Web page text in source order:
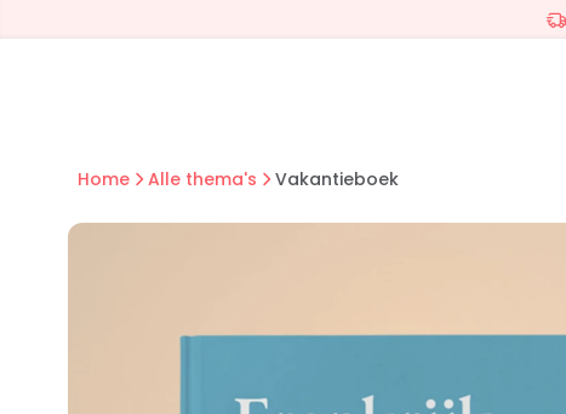
Home Alle thema's Vakantieboek